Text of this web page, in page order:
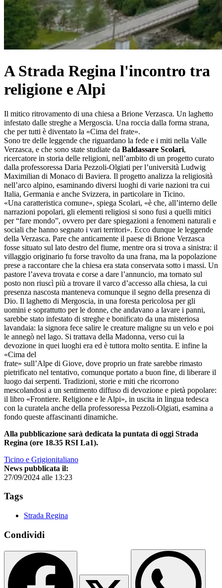
A Strada Regina l'incontro tra
religione e Alpi
Il mitico ritrovamento di una chiesa a Brione Verzasca. Un laghetto
infestato dalle streghe a Mergoscia. Una roccia dalla forma strana,
che per tutti è diventato la «Cima del frate».
Sono tre delle leggende che riguardano la fede e i miti nella Valle
Verzasca, e che sono state studiate da Baldassare Scolari,
ricercatore in storia delle religioni, nell’ambito di un progetto curato
dalla professoressa Daria Pezzoli-Olgiati per l’università Ludwig
Maximilian di Monaco di Baviera. Il progetto analizza la religiosità
nell’arco alpino, esaminando diversi luoghi di varie nazioni tra cui
Italia, Germania e anche Svizzera, in particolare in Ticino.
«Una caratteristica comune», spiega Scolari, «è che, all’interno delle
narrazioni popolari, gli elementi religiosi si sono fusi a quelli mitici
per “fare mondo”, ovvero per dare spiegazioni a fenomeni naturali e
sociali che hanno segnato i vari territori». Ecco dunque le leggende
della Verzasca. Pare che anticamente il paese di Brione Verzasca
fosse situato sul lato destro del fiume, mentre ora si trova a sinistra: il
villaggio originario fu forse travolto da una frana, ma la popolazione
prese a raccontare che la chiesa era stata conservata sotto i massi. Un
pastore l’aveva trovata e corse a dare l’annuncio, ma tornato sul
posto non riuscì più a trovare il varco d’accesso alla chiesa, la cui
presenza nascosta manteneva comunque il segno della presenza di
Dio. Il laghetto di Mergoscia, in una foresta pericolosa per gli
uomini e soprattutto per le donne, che andavano a lavare i panni,
sarebbe stato infestato di streghe e bonificato da una misteriosa
lavandaia: la signora fece salire le creature maligne su un velo e poi
le annegò nel lago. Si trattava della Madonna, verso cui la
devozione in quei luoghi era ed è tuttora molto sentita. E infine la
«Cima del
frate» sull’Alpe di Giove, dove proprio un frate sarebbe rimasto
pietrificato nel tentativo, comunque portato a buon fine, di liberare il
luogo dai serpenti. Tradizioni, storie e miti che ricorrono
mescolandosi a un sentimento diffuso di devozione e pietà popolare:
il libro «Frontiere. Religione e le Alpi», in uscita in lingua tedesca
con la curatela anche della professoressa Pezzoli-Olgiati, esamina a
fondo queste affascinanti dinamiche.
Alla pubblicazione sarà dedicata la puntata di oggi Strada
Regina (ore 18.35 RSI La1).
Ticino e Grigionitaliano
News pubblicata il:
27/09/2024 alle 13:23
Tags
Strada Regina
Condividi